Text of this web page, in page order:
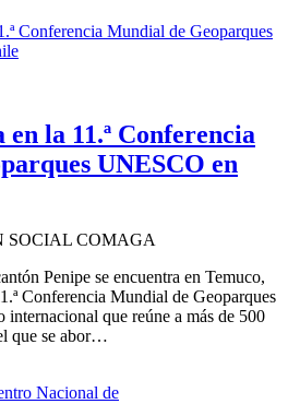
la 11.ª Conferencia
UNESCO en
SOCIAL COMAGA
Penipe se encuentra en Temuco,
Conferencia Mundial de Geoparques
que reúne a más de 500
que se abor…